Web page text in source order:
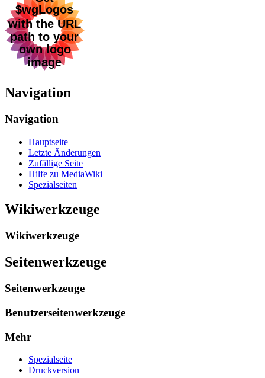
Navigation
Navigation
Hauptseite
Letzte Änderungen
Zufällige Seite
Hilfe zu MediaWiki
Spezialseiten
Wikiwerkzeuge
Wikiwerkzeuge
Seitenwerkzeuge
Seitenwerkzeuge
Benutzerseitenwerkzeuge
Mehr
Spezialseite
Druckversion